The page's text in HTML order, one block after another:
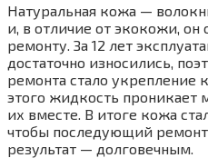
Натуральная кожа —
и, в отличие от экокожи, он
ремонту. За 12 лет
достаточно износились,
ремонта стало укрепление
этого жидкость проникает
их вместе. В итоге кожа
чтобы последующий
результат — долговечным.